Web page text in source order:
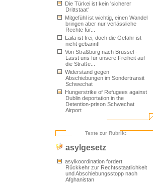
Die Türkei ist kein 'sicherer
Drittstaat'
Mitgefühl ist wichtig, einen Wandel
bringen aber nur verlässliche
Rechte für...
Laila ist frei, doch die Gefahr ist
nicht gebannt!
Von Straßburg nach Brüssel -
Lasst uns für unsere Freiheit auf
die Straße...
Widerstand gegen
Abschiebungen im Sondertransit
Schwechat
Hungerstrike of Refugees against
Dublin deportation in the
Detention-prison Schwechat
Airport
Texte zur Rubrik:
asylgesetz
asylkoordination fordert
Rückkehr zur Rechtsstaatlichkeit
und Abschiebungsstopp nach
Afghanistan